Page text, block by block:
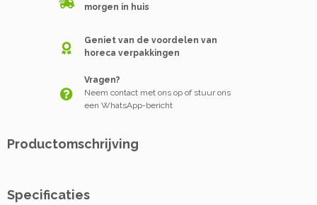
morgen in huis
Geniet van de voordelen van
horeca verpakkingen
Vragen?
Neem contact met ons op of stuur ons
een WhatsApp-bericht
Productomschrijving
Specificaties